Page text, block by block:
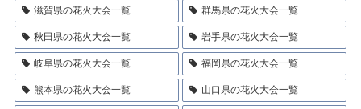
滋賀県の花火大会一覧 群馬県の花火大会一覧
秋田県の花火大会一覧 岩手県の花火大会一覧
岐阜県の花火大会一覧 福岡県の花火大会一覧
熊本県の花火大会一覧 山口県の花火大会一覧